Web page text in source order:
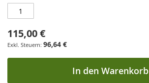
115,00 €
96,64 €
In den Warenkorb